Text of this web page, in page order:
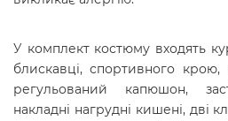
У комплект костюму входять
блискавці, спортивного
регульований капюшон,
накладні нагрудні кишені, дві